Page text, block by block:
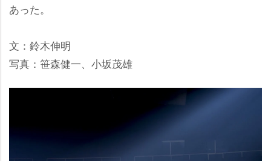
あった。
文：鈴木伸明
写真：笹森健一、小坂茂雄